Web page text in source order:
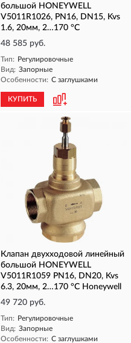
большой HONEYWELL
V5011R1026, PN16, DN15, Kvs
1.6, 20мм, 2…170 °C
48 585 руб.
Тип: Регулировочные
Вид: Запорные
Особенности: С заглушками
КУПИТЬ
Клапан двухходовой линейный
большой HONEYWELL
V5011R1059 PN16, DN20, Kvs
6.3, 20мм, 2…170 °C Honeywell
49 720 руб.
Тип: Регулировочные
Вид: Запорные
Особенности: С заглушками